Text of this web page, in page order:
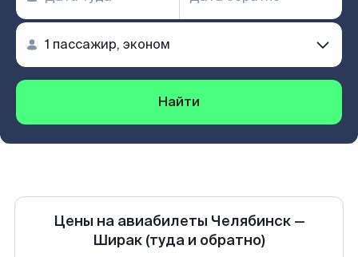
Найти
Цены на авиабилеты Челябинск—
Ширак (туда и обратно)